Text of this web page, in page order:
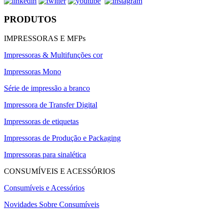
PRODUTOS
IMPRESSORAS E MFPs
Impressoras & Multifunções cor
Impressoras Mono
Série de impressão a branco
Impressora de Transfer Digital
Impressoras de etiquetas
Impressoras de Produção e Packaging
Impressoras para sinalética
CONSUMÍVEIS E ACESSÓRIOS
Consumíveis e Acessórios
Novidades Sobre Consumíveis